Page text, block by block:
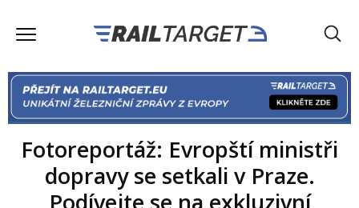
Fotoreportáž: Evropští ministři
dopravy se setkali v Praze.
Podívejte se na exkluzivní